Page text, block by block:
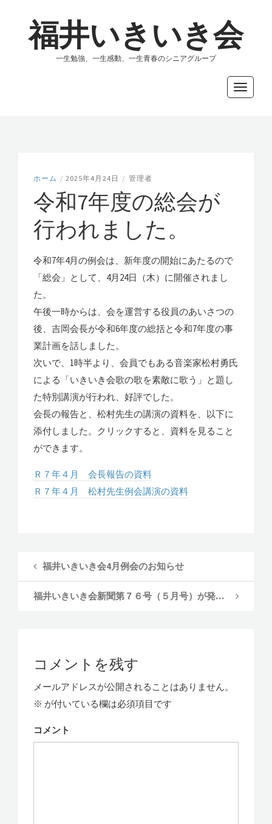
福井いきいき会
一生勉強、一生感動、一生青春のシニアグループ
Toggle
ホーム / 2025年4月24日 / 管理者
令和7年度の総会が
行われました。
令和7年4月の例会は、新年度の開始にあたるので
「総会」として、4月24日（木）に開催されまし
た。
午後一時からは、会を運営する役員のあいさつの
後、吉岡会長が令和6年度の総括と令和7年度の事
業計画を話しました。
次いで、1時半より、会員でもある音楽家松村勇氏
による「いきいき会歌の歌を素敵に歌う」と題し
た特別講演が行われ、好評でした。
会長の報告と、松村先生の講演の資料を、以下に
添付しました。クリックすると、資料を見ること
ができます。
Ｒ７年４月 会長報告の資料
Ｒ７年４月 松村先生例会講演の資料
福井いきいき会4月例会のお知らせ
福井いきいき会新聞第７６号（５月号）が発行されました。
コメントを残す
メールアドレスが公開されることはありません。
※ が付いている欄は必須項目です
コメント